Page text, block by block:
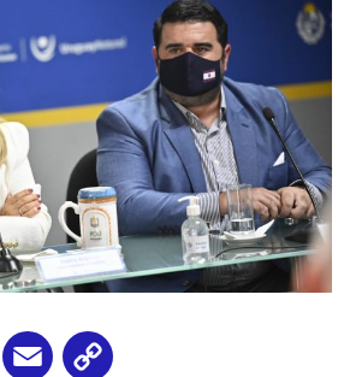
WhatsApp
Email